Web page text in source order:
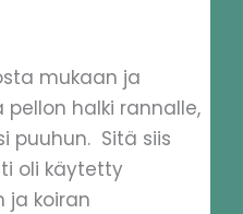
mukaan ja
halki rannalle,
puuhun. Sitä siis
oli käytetty
ja koiran